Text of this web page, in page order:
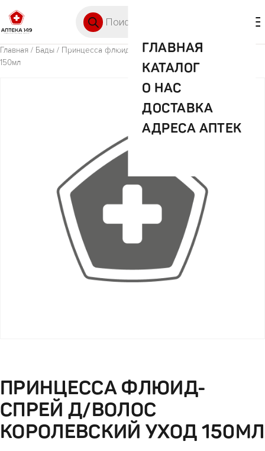
ГЛАВНАЯ
КАТАЛОГ
О НАС
ДОСТАВКА
АДРЕСА АПТЕК
Главная / Бады / Принцесса флюид-спрей д/волос королевский уход
150мл
ПРИНЦЕССА ФЛЮИД-
СПРЕЙ Д/ВОЛОС
КОРОЛЕВСКИЙ УХОД 150МЛ